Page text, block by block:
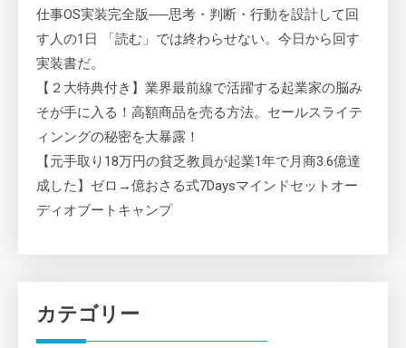
仕事OS実装完全版──思考・判断・行動を設計して回
す人の1日 「読む」では終わらせない。今日から回す
実装書だ。
【２大特典付き】業界最前線で活躍する起業家の脳み
そが手に入る！高額商品を売る方法。セールスライテ
ィンングの秘密を大暴露！
【元手取り18万円の貧乏教員が起業1年で月商3.6億達
成した】ゼロ→億おさる式7Daysマインドセットオー
ディオブートキャンプ
カテゴリー